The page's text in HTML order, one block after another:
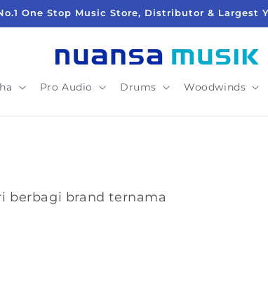
One Stop Music Store, Distributor & Largest
Pro Audio Drums Woodwinds
berbagi brand ternama